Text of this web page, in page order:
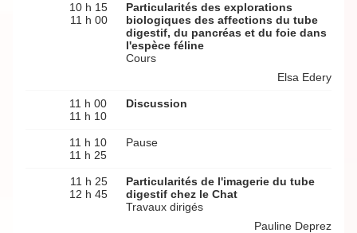
10 h 15
11 h 00
Particularités des explorations
biologiques des affections du tube
digestif, du pancréas et du foie dans
l'espèce féline
Cours
Elsa Edery
11 h 00
11 h 10
Discussion
11 h 10
11 h 25
Pause
11 h 25
12 h 45
Particularités de l'imagerie du tube
digestif chez le Chat
Travaux dirigés
Pauline Deprez